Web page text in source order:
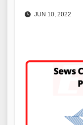
JUN 10, 2022